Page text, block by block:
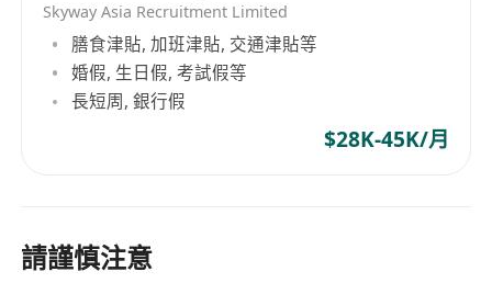
Skyway Asia Recruitment Limited
膳食津貼, 加班津貼, 交通津貼等
婚假, 生日假, 考試假等
長短周, 銀行假
$28K-45K/月
請謹慎注意